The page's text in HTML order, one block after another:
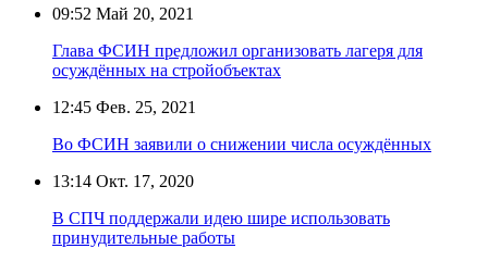
09:52 Май 20, 2021
Глава ФСИН предложил организовать лагеря для
осуждённых на стройобъектах
12:45 Фев. 25, 2021
Во ФСИН заявили о снижении числа осуждённых
13:14 Окт. 17, 2020
В СПЧ поддержали идею шире использовать
принудительные работы